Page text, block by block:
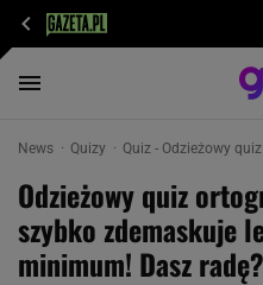
News Quizy Quiz - Odzieżowy
Odzieżowy quiz
szybko zdemaskuje
minimum! Dasz radę?